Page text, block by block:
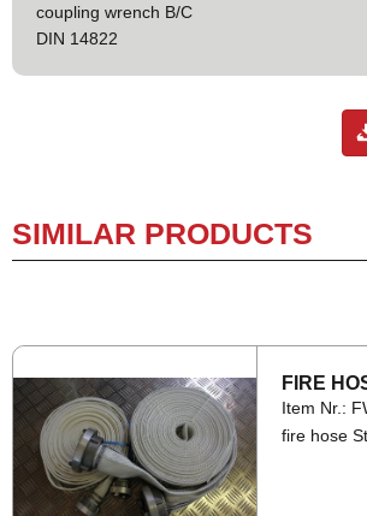
coupling wrench B/C
DIN 14822
SIMILAR PRODUCTS
FIRE
Item Nr.:
fire hose